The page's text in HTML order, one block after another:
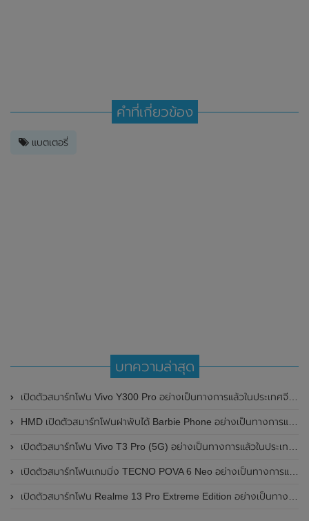
คำที่เกี่ยวข้อง
แบตเตอรี่
บทความล่าสุด
เปิดตัวสมาร์ทโฟน Vivo Y300 Pro อย่างเป็นทางการแล้วในประเทศจีน มาพร้อมดีไซน์พรีเมี่ยม ทนทาน และแบตเตอรี่สุดอึดขนาดใหญ่ 6,500mAh พร้อมรองรับการชาร์จไว 80W
HMD เปิดตัวสมาร์ทโฟนฝาพับได้ Barbie Phone อย่างเป็นทางการแล้ว มาพร้อมธีมสีชมพูสดใส
เปิดตัวสมาร์ทโฟน Vivo T3 Pro (5G) อย่างเป็นทางการแล้วในประเทศอินเดีย
เปิดตัวสมาร์ทโฟนเกมมิ่ง TECNO POVA 6 Neo อย่างเป็นทางการแล้วในประเทศไทย ในราคา 8,499 บาท
เปิดตัวสมาร์ทโฟน Realme 13 Pro Extreme Edition อย่างเป็นทางการแล้วในประเทศจีน